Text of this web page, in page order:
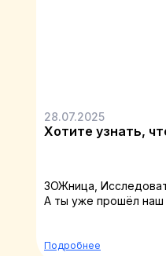
28.07.2025
Хотите узнать,
ЗОЖница,
А ты уже прошёл наш
Подробнее